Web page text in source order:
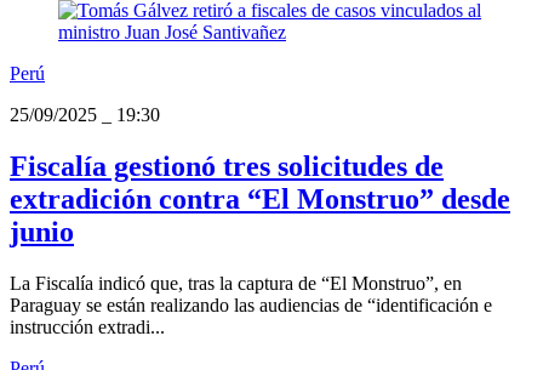
Perú
25/09/2025
19:30
Fiscalía gestionó tres solicitudes de
extradición contra “El Monstruo” desde
junio
La Fiscalía indicó que, tras la captura de “El Monstruo”, en
Paraguay se están realizando las audiencias de “identificación e
instrucción extradi...